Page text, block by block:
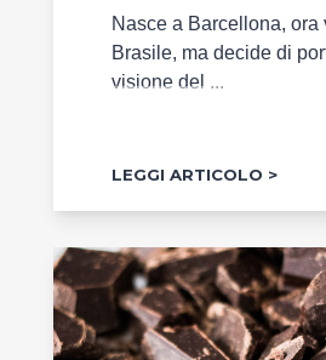
Nasce a Barcellona, ora
Brasile, ma decide di
visione del ...
LEGGI ARTICOLO